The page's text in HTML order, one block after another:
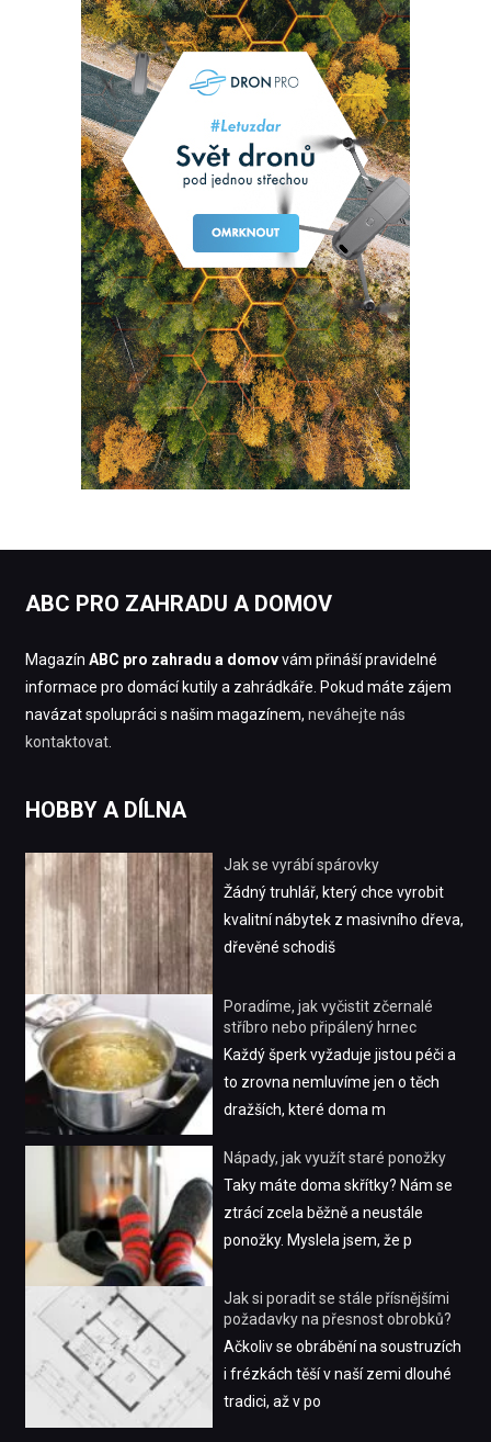
ABC PRO ZAHRADU A DOMOV
Magazín ABC pro zahradu a domovvám přináší pravidelné
informace pro domácí kutily a zahrádkáře. Pokud máte zájem
navázat spolupráci s našim magazínem, neváhejte nás
kontaktovat.
HOBBY A DÍLNA
Jak se vyrábí spárovky
Žádný truhlář, který chce vyrobit
kvalitní nábytek z masivního dřeva,
dřevěné schodiš
Poradíme, jak vyčistit zčernalé
stříbro nebo připálený hrnec
Každý šperk vyžaduje jistou péči a
to zrovna nemluvíme jen o těch
dražších, které doma m
Nápady, jak využít staré ponožky
Taky máte doma skřítky? Nám se
ztrácí zcela běžně a neustále
ponožky. Myslela jsem, že p
Jak si poradit se stále přísnějšími
požadavky na přesnost obrobků?
Ačkoliv se obrábění na soustruzích
i frézkách těší v naší zemi dlouhé
tradici, až v po